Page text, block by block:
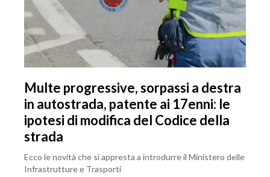
Multe progressive, sorpassi a destra
in autostrada, patente ai 17enni: le
ipotesi di modifica del Codice della
strada
Ecco le novità che si appresta a introdurre il Ministero delle
Infrastrutture e Trasporti